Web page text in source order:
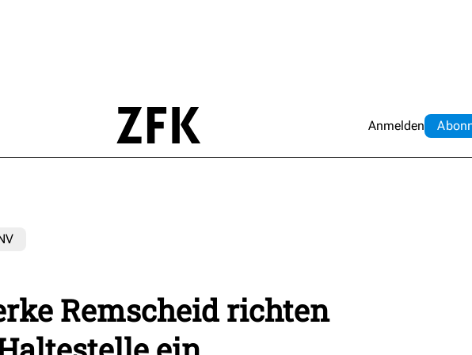
Anmelden Abo
Remscheid richten